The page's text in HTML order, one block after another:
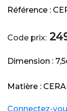
Référence :
Code prix:
Dimension :
Matière :
Connectez-